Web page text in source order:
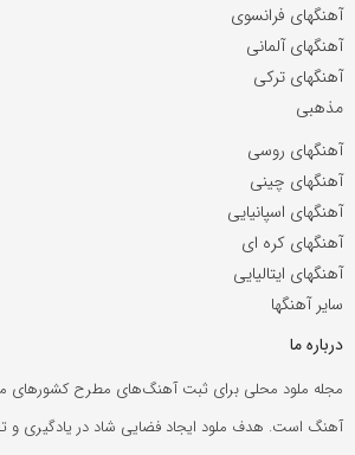
آهنگهای فرانسوی
آهنگهای آلمانی
آهنگهای ترکی
مذهبی
آهنگهای روسی
آهنگهای چینی
آهنگهای اسپانیایی
آهنگهای کره ای
آهنگهای ایتالیایی
سایر آهنگها
درباره ما
مجله ملود محلی برای ثبت آهنگ‌های مطرح کشورهای
آهنگ است. هدف ملود ایجاد فضایی شاد در یادگیری و